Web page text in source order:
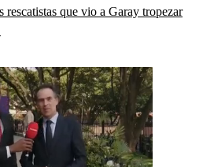
rescatistas que vio a Garay tropezar